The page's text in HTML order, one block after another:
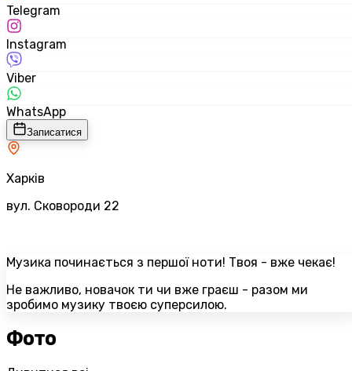
Telegram
Instagram
Viber
WhatsApp
Записатися
Харків
вул. Сковороди 22
Музика починається з першої ноти! Твоя - вже чекає!
Не важливо, новачок ти чи вже граєш - разом ми
зробимо музику твоєю суперсилою.
Фото